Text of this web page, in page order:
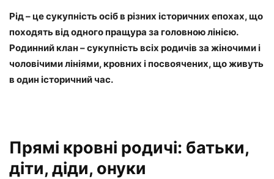
Рід – це сукупність осіб в різних історичних епохах, що
походять від одного пращура за головною лінією.
Родинний клан – сукупність всіх родичів за жіночими і
чоловічими лініями, кровних і посвоячених, що живуть
в один історичний час.
Прямі кровні родичі: батьки,
діти, діди, онуки